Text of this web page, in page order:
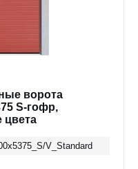
ворота
S-гофр,
цвета
V_Standard